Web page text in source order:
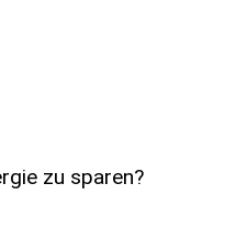
zu sparen?